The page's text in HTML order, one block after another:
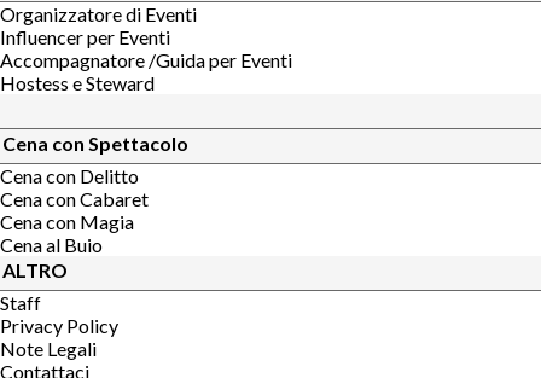
Organizzatore di Eventi
Influencer per Eventi
Accompagnatore /Guida per Eventi
Hostess e Steward
Cena con Spettacolo
Cena con Delitto
Cena con Cabaret
Cena con Magia
Cena al Buio
ALTRO
Staff
Privacy Policy
Note Legali
Contattaci